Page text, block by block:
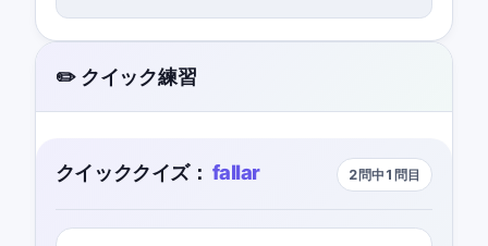
✏️ クイック練習
クイッククイズ： fallar 2問中1問目